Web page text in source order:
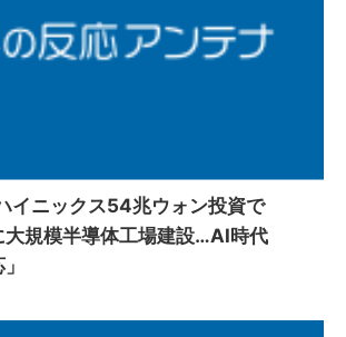
イニックス54兆ウォン投資で
大規模半導体工場建設…AI時代